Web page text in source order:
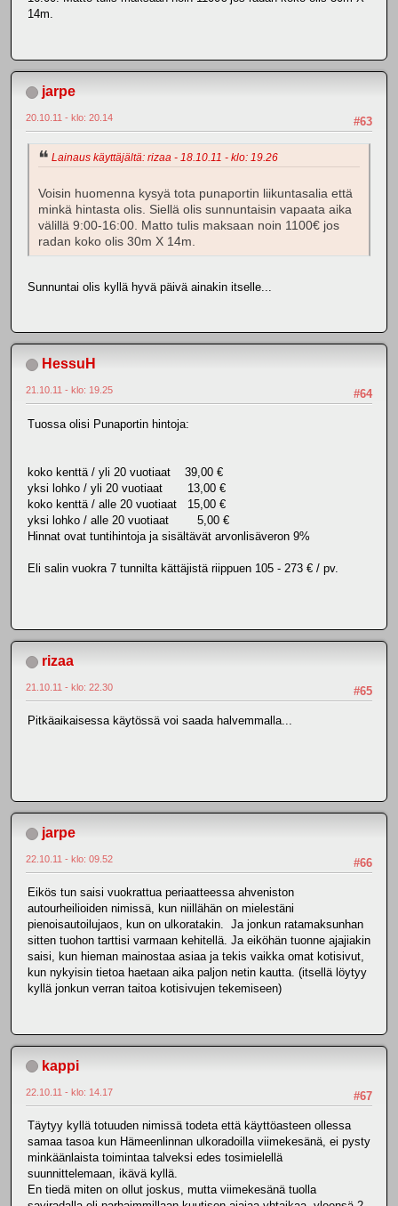
14m.
jarpe
#63
20.10.11 - klo: 20.14
Lainaus käyttäjältä: rizaa - 18.10.11 - klo: 19.26
Voisin huomenna kysyä tota punaportin liikuntasalia että
minkä hintasta olis. Siellä olis sunnuntaisin vapaata aika
välillä 9:00-16:00. Matto tulis maksaan noin 1100€ jos
radan koko olis 30m X 14m.
Sunnuntai olis kyllä hyvä päivä ainakin itselle...
HessuH
#64
21.10.11 - klo: 19.25
Tuossa olisi Punaportin hintoja:
koko kenttä / yli 20 vuotiaat 39,00 €
yksi lohko / yli 20 vuotiaat 13,00 €
koko kenttä / alle 20 vuotiaat 15,00 €
yksi lohko / alle 20 vuotiaat 5,00 €
Hinnat ovat tuntihintoja ja sisältävät arvonlisäveron 9%
Eli salin vuokra 7 tunnilta kättäjistä riippuen 105 - 273 € / pv.
rizaa
#65
21.10.11 - klo: 22.30
Pitkäaikaisessa käytössä voi saada halvemmalla...
jarpe
#66
22.10.11 - klo: 09.52
Eikös tun saisi vuokrattua periaatteessa ahveniston
autourheilioiden nimissä, kun niillähän on mielestäni
pienoisautoilujaos, kun on ulkoratakin. Ja jonkun ratamaksunhan
sitten tuohon tarttisi varmaan kehitellä. Ja eiköhän tuonne ajajiakin
saisi, kun hieman mainostaa asiaa ja tekis vaikka omat kotisivut,
kun nykyisin tietoa haetaan aika paljon netin kautta. (itsellä löytyy
kyllä jonkun verran taitoa kotisivujen tekemiseen)
kappi
#67
22.10.11 - klo: 14.17
Täytyy kyllä totuuden nimissä todeta että käyttöasteen ollessa
samaa tasoa kun Hämeenlinnan ulkoradoilla viimekesänä, ei pysty
minkäänlaista toimintaa talveksi edes tosimielellä
suunnittelemaan, ikävä kyllä.
En tiedä miten on ollut joskus, mutta viimekesänä tuolla